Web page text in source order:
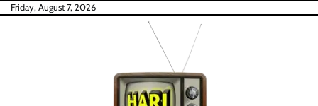
SkipFriday, August 7, 2026